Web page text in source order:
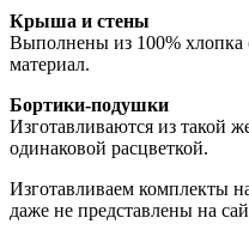
Крыша и стены
Выполнены из 100%
материал.
Бортики-подушки
Изготавливаются из такой
одинаковой расцветкой.
Изготавливаем комплекты
даже не представлены на